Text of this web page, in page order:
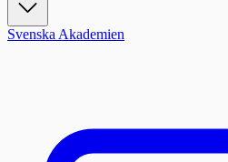
Svenska Akademien